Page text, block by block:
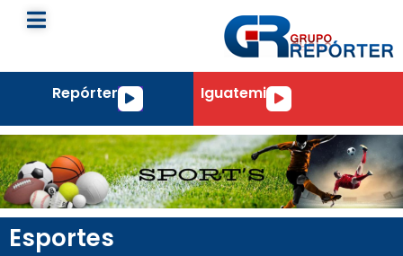
RepórterTocador
áudio
IguatemiTocador
áudio
Esportes